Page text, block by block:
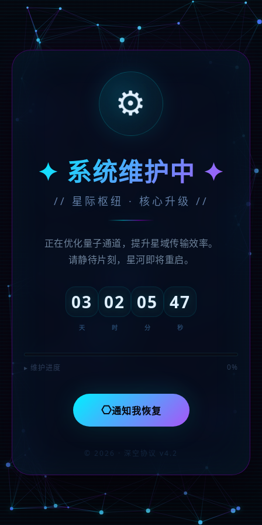
⚙️
✦ 系统维护中 ✦
// 星际枢纽 · 核心升级 //
正在优化量子通道，提升星域传输效率。
请静待片刻，星河即将重启。
03
天
02
时
05
分
47
秒
▸ 维护进度 0%
⎔通知我恢复
© 2026 · 深空协议 v4.2